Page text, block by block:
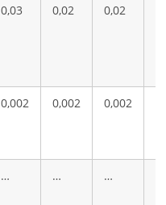
0,03 0,02 0,02
0,002 0,002 0,002
… … …